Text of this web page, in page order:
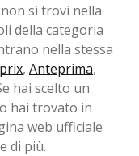
si trovi nella
della categoria
nella stessa
, Anteprima,
hai scelto un
hai trovato in
web ufficiale
di più.